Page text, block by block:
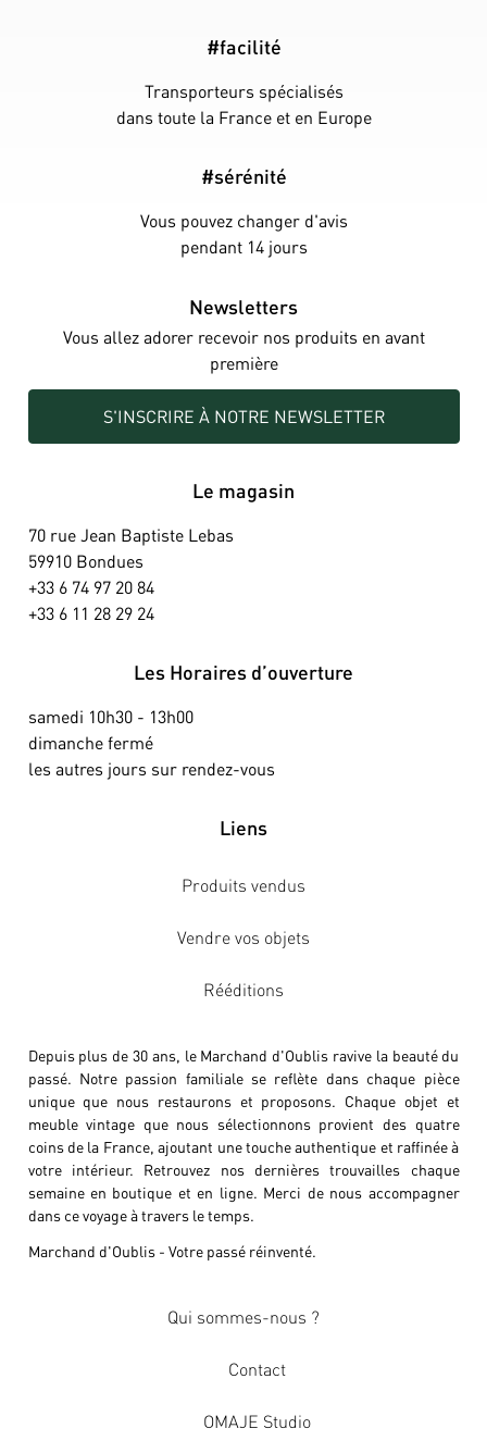
#facilité
Transporteurs spécialisés
dans toute la France et en Europe
#sérénité
Vous pouvez changer d'avis
pendant 14 jours
Newsletters
Vous allez adorer recevoir nos produits en avant
première
S'INSCRIRE À NOTRE NEWSLETTER
Le magasin
70 rue Jean Baptiste Lebas
59910 Bondues
+33 6 74 97 20 84
+33 6 11 28 29 24
Les Horaires d’ouverture
samedi 10h30 - 13h00
dimanche fermé
les autres jours sur rendez-vous
Liens
Produits vendus
Vendre vos objets
Rééditions
Depuis plus de 30 ans, le Marchand d'Oublis ravive la beauté du
passé. Notre passion familiale se reflète dans chaque pièce
unique que nous restaurons et proposons. Chaque objet et
meuble vintage que nous sélectionnons provient des quatre
coins de la France, ajoutant une touche authentique et raffinée à
votre intérieur. Retrouvez nos dernières trouvailles chaque
semaine en boutique et en ligne. Merci de nous accompagner
dans ce voyage à travers le temps.
Marchand d'Oublis - Votre passé réinventé.
Qui sommes-nous ?
Contact
OMAJE Studio